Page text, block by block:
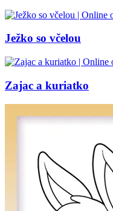
Ježko so včelou
Zajac a kuriatko